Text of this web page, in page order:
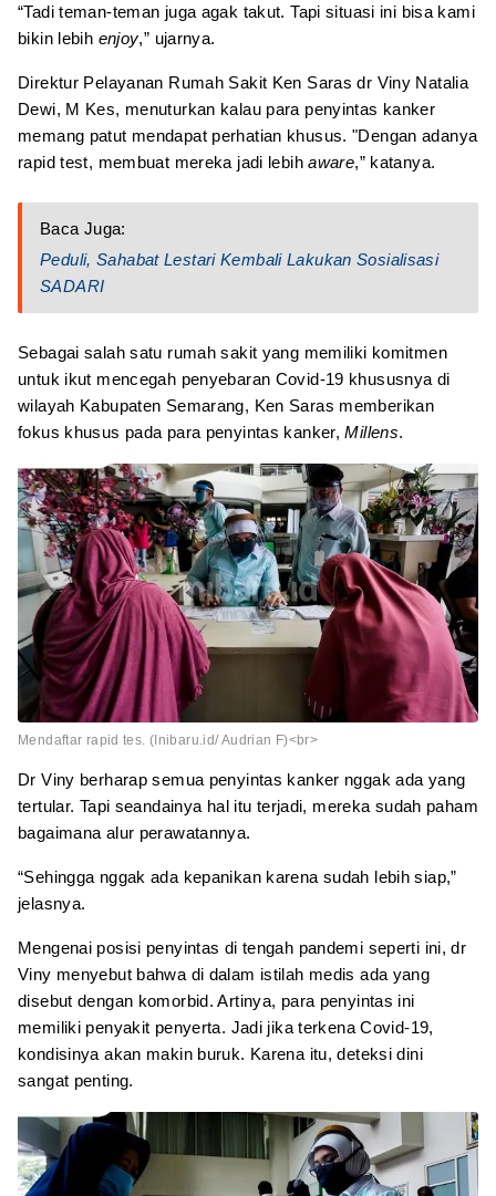
“Tadi teman-teman juga agak takut. Tapi situasi ini bisa kami
bikin lebih enjoy,” ujarnya.
Direktur Pelayanan Rumah Sakit Ken Saras dr Viny Natalia
Dewi, M Kes, menuturkan kalau para penyintas kanker
memang patut mendapat perhatian khusus. "Dengan adanya
rapid test, membuat mereka jadi lebihaware,” katanya.
Baca Juga:
Peduli, Sahabat Lestari Kembali Lakukan Sosialisasi
SADARI
Sebagai salah satu rumah sakit yang memiliki komitmen
untuk ikut mencegah penyebaran Covid-19 khususnya di
wilayah Kabupaten Semarang, Ken Saras memberikan
fokus khusus pada para penyintas kanker,Millens.
Mendaftar rapid tes. (Inibaru.id/ Audrian F)<br>
Dr Viny berharap semua penyintas kanker nggak ada yang
tertular. Tapi seandainya hal itu terjadi, mereka sudah paham
bagaimana alur perawatannya.
“Sehingga nggak ada kepanikan karena sudah lebih siap,”
jelasnya.
Mengenai posisi penyintas di tengah pandemi seperti ini, dr
Viny menyebut bahwa di dalam istilah medis ada yang
disebut dengan komorbid. Artinya, para penyintas ini
memiliki penyakit penyerta. Jadi jika terkena Covid-19,
kondisinya akan makin buruk. Karena itu, deteksi dini
sangat penting.